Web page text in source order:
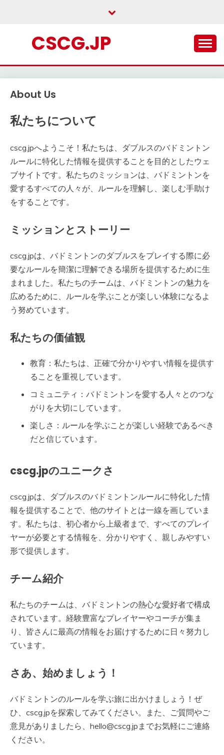
CSCG.JP
About Us
私たちについて
cscg.jpへようこそ！私たちは、ダブルスのバドミントン
ルールに特化した情報を提供することを目的としたウェ
ブサイトです。私たちのミッションは、バドミントンを
愛するすべての人々が、ルールを理解し、楽しむ手助け
をすることです。
ミッションとストーリー
cscg.jpは、バドミントンのダブルスをプレイする際に必
要なルールを簡潔に理解できる場所を提供するために生
まれました。私たちのチームは、バドミントンの魅力を
広めるために、ルールを学ぶことが楽しい体験になるよ
う努めています。
私たちの価値観
教育：私たちは、正確で分かりやすい情報を提供す
ることを重視しています。
コミュニティ：バドミントンを愛する人々とのつな
がりを大切にしています。
楽しさ：ルールを学ぶことが楽しい経験であるべき
だと信じています。
cscg.jpのユニークさ
cscg.jpは、ダブルスのバドミントンルールに特化した情
報を提供することで、他のサイトとは一線を画していま
す。私たちは、初心者から上級者まで、すべてのプレイ
ヤーが必要とする情報を、分かりやすく、親しみやすい
形で提供します。
チーム紹介
私たちのチームは、バドミントンの熱心な愛好者で構成
されています。経験豊富なプレイヤーやコーチが集ま
り、皆さんに最高の情報をお届けするために日々努力し
ています。
さあ、始めましょう！
バドミントンのルールを学ぶ旅に出かけましょう！ぜ
ひ、cscg.jpを探索してみてください。また、ご質問やご
意見がありましたら、 hello@cscg.jp までお気軽にご連絡
ください。